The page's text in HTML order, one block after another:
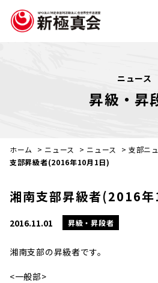
ニュース
昇級・昇
ホーム > ニュース > ニュース >支部ニ
支部昇級者(2016年10月1日)
湘南支部昇級者(2016
2016.11.01 昇級・昇段者
湘南支部の昇級者です。
<一般部>